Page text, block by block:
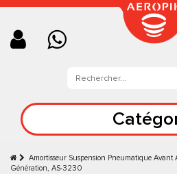
Amortisseur Suspension Pneumatique
Génération, AS-3230